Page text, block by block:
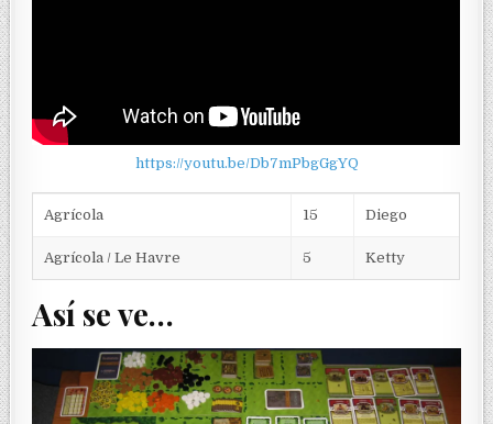
https://youtu.be/Db7mPbgGgYQ
Agrícola 15 Diego
Agrícola / Le Havre 5 Ketty
Así se ve…